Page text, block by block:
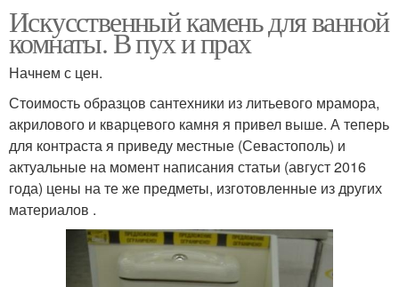
Искусственный камень для ванной
комнаты. В пух и прах
Начнем с цен.
Стоимость образцов сантехники из литьевого мрамора,
акрилового и кварцевого камня я привел выше. А теперь
для контраста я приведу местные (Севастополь) и
актуальные на момент написания статьи (август 2016
года) цены на те же предметы, изготовленные из других
материалов .